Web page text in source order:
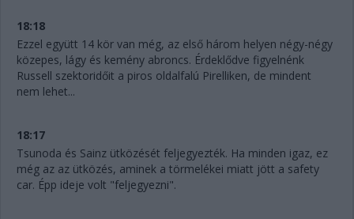
18:18
Ezzel együtt 14 kör van még, az első három helyen négy-négy
közepes, lágy és kemény abroncs. Érdeklődve figyelnénk
Russell szektoridőit a piros oldalfalú Pirelliken, de mindent
nem lehet...
18:17
Tsunoda és Sainz ütközését feljegyezték. Ha minden igaz, ez
még az az ütközés, aminek a törmelékei miatt jött a safety
car. Épp ideje volt "feljegyezni".